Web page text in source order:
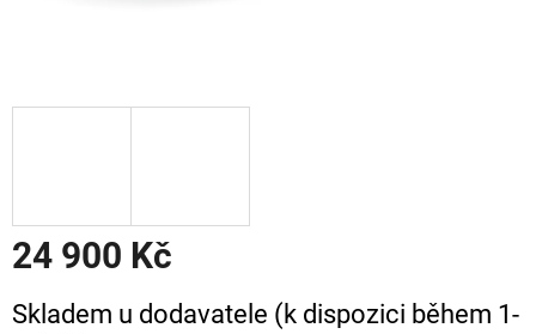
24 900 Kč
cena:
Skladem u dodavatele (k dispozici během 1-